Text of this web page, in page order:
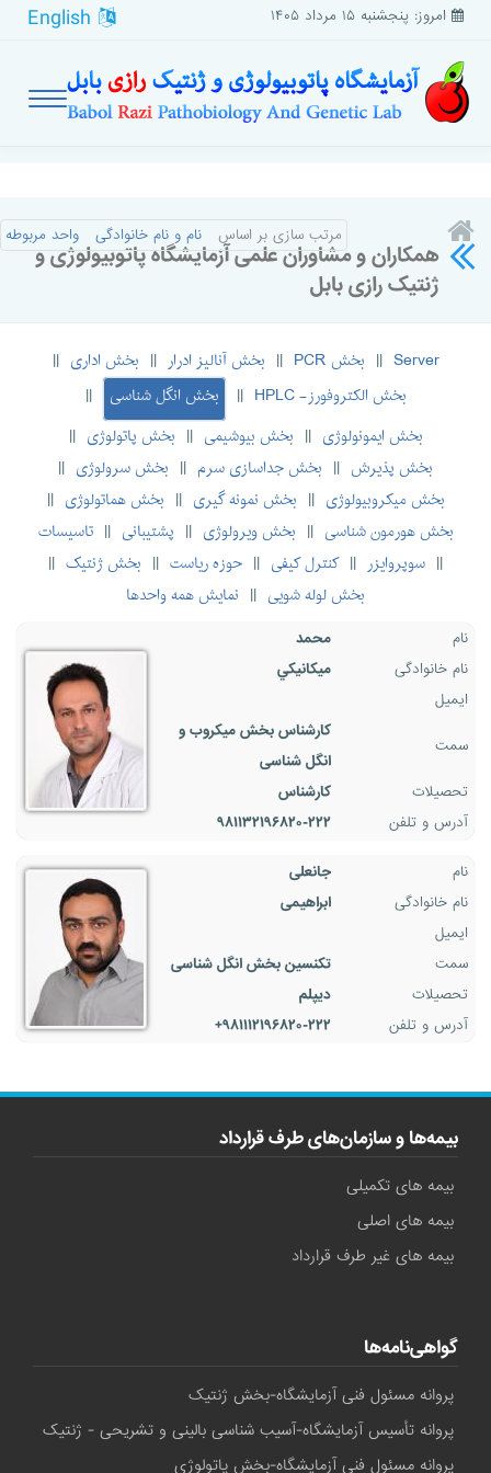
امروز: پنجشنبه ۱۵ مرداد ۱۴۰۵
همکاران و مشاوران علمی آزمایشگاه پاتوبیولوژی و
ژنتیک رازی بابل
مرتب سازی بر اساس نام و نام خانوادگی واحد مربوطه
Server
|| بخش PCR || بخش آنالیز ادرار || بخش اداری ||
بخش الکتروفورز- HPLC || بخش انگل شناسی ||
بخش ایمونولوژی || بخش بیوشیمی || بخش پاتولوژی ||
بخش پذیرش || بخش جداسازی سرم || بخش سرولوژی ||
بخش میکروبیولوژی || بخش نمونه گیری || بخش هماتولوژی ||
بخش هورمون شناسی || بخش ویرولوژی || پشتیبانی || تاسیسات
|| سوپروایزر || کنترل کیفی || حوزه ریاست || بخش ژنتیک ||
بخش لوله شویی || نمایش همه واحدها
نام
محمد
نام خانوادگی
میکانيکي
ایمیل
سمت
کارشناس بخش میکروب و
انگل شناسی
تحصیلات
کارشناس
آدرس و تلفن
۹۸۱۱۳۲۱۹۶۸۲۰-۲۲۲
نام
جانعلی
نام خانوادگی
ابراهیمی
ایمیل
سمت
تکنسین بخش انگل شناسی
تحصیلات
دیپلم
آدرس و تلفن
۹۸۱۱۱۲۱۹۶۸۲۰-۲۲۲+
بیمه‌ها و سازمان‌های طرف قرارداد
بیمه های تکمیلی
بیمه های اصلی
بیمه های غیر طرف قرارداد
گواهی‌نامه‌ها
پروانه مسئول فنی آزمایشگاه-بخش ژنتیک
پروانه تأسیس آزمایشگاه-آسیب شناسی بالینی و تشریحی - ژنتیک
پروانه مسئول فنی آزمایشگاه-بخش پاتولوژی